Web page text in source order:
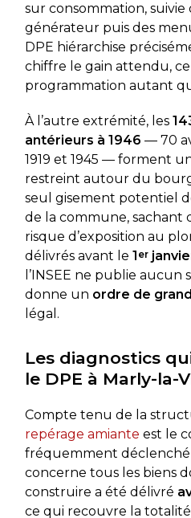
sur consommation,
générateur puis des
DPE hiérarchise
chiffre le gain attendu,
programmation autant
À l’autre extrémité, les
antérieurs à 1946 — 70
1919 et 1945 — forment
restreint autour du bourg
seul gisement potentiel
de la commune, sachant
risque d’exposition au
délivrés avant le 1 er
l’INSEE ne publie aucun
donne un ordre de
légal.
Les diagnostics
le DPE à Marly-la-
Compte tenu de la
repérage amiante est le
fréquemment déclenché
concerne tous les biens
construire a été délivré
ce qui recouvre la totalité